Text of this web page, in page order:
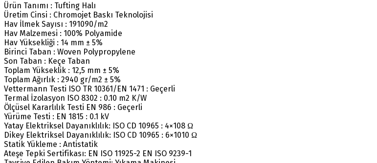
Ürün Tanımı : Tufting Halı
Üretim Cinsi : Chromojet Baskı Teknolojisi
Hav İlmek Sayısı : 191090/m2
Hav Malzemesi : 100% Polyamide
Hav Yüksekliği : 14 mm ± 5%
Birinci Taban : Woven Polypropylene
Son Taban : Keçe Taban
Toplam Yükseklik : 12,5 mm ± 5%
Toplam Ağırlık : 2940 gr/m2 ± 5%
Vettermann Testi ISO TR 10361/EN 1471 : Geçerli
Termal İzolasyon ISO 8302 : 0.10 m2 K/W
Ölçüsel Kararlılık Testi EN 986 : Geçerli
Yürüme Testi : EN 1815 : 0.1 kV
Yatay Elektriksel Dayanıklılık: ISO CD 10965 : 4×108 Ω
Dikey Elektriksel Dayanıklılık: ISO CD 10965 : 6×1010 Ω
Statik Yükleme : Antistatik
Ateşe Tepki Sertifikası: EN ISO 11925-2 EN ISO 9239-1